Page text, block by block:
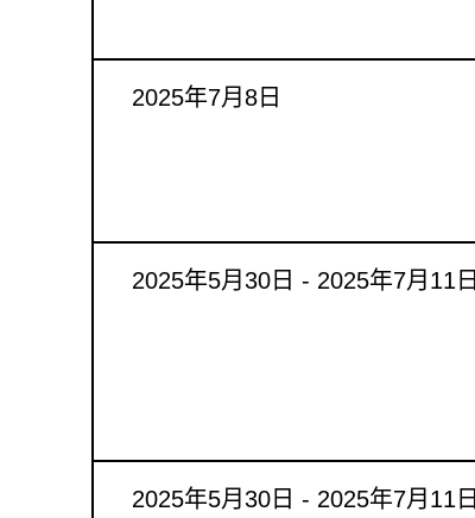
2025年7月8日
2025年5月30日 - 2025年7月11日
2025年5月30日 - 2025年7月11日